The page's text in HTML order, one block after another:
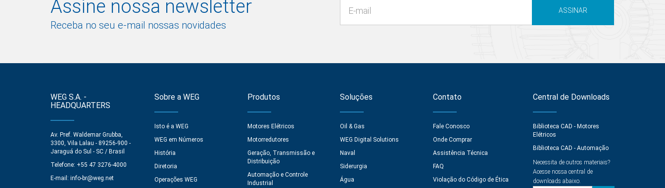
Assine nossa newsletter
Receba no seu e-mail nossas novidades
ASSINAR
WEG S.A. -
HEADQUARTERS
Av. Pref. Waldemar Grubba,
3300, Vila Lalau - 89256-900 -
Jaraguá do Sul - SC / Brasil
Telefone: +55 47 3276-4000
E-mail: info-br@weg.net
Sobre a WEG
Isto é a WEG
WEG em Números
História
Diretoria
Operações WEG
Produtos
Motores Elétricos
Motorredutores
Geração, Transmissão e
Distribuição
Automação e Controle
Industrial
Soluções
Oil & Gas
WEG Digital Solutions
Naval
Siderurgia
Água
Contato
Fale Conosco
Onde Comprar
Assistência Técnica
FAQ
Violação do Código de Ética
Central de Downloads
Biblioteca CAD - Motores
Elétricos
Biblioteca CAD - Automação
Necessita de outros materiais?
Acesse nossa central de
downloads abaixo.